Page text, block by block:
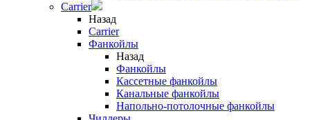
Carrier
Назад
Carrier
Фанкойлы
Назад
Фанкойлы
Кассетные фанкойлы
Канальные фанкойлы
Напольно-потолочные фанкойлы